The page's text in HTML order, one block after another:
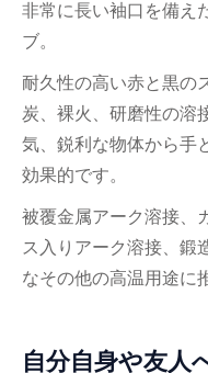
非常に長い袖口を備え
ブ。
耐久性の高い赤と黒の
炭、裸火、研磨性の溶
気、鋭利な物体から手
効果的です。
被覆金属アーク溶接、
ス入りアーク溶接、鍛
なその他の高温用途に
自分自身や友人